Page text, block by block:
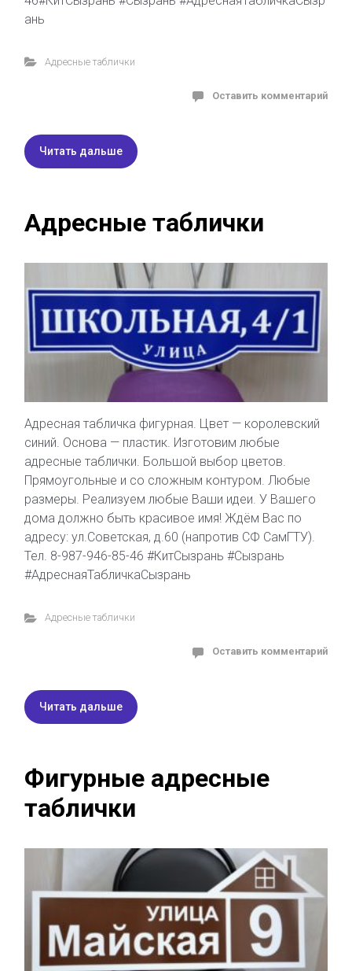
ань
Адресные таблички
Оставить комментарий
Читать дальше
Адресные таблички
Адресная табличка фигурная. Цвет — королевский
синий. Основа — пластик. Изготовим любые
адресные таблички. Большой выбор цветов.
Прямоугольные и со сложным контуром. Любые
размеры. Реализуем любые Ваши идеи. У Вашего
дома должно быть красивое имя! Ждём Вас по
адресу: ул.Советская, д.60 (напротив СФ СамГТУ).
Тел. 8-987-946-85-46 #КитСызрань #Сызрань
#АдреснаяТабличкаСызрань
Адресные таблички
Оставить комментарий
Читать дальше
Фигурные адресные
таблички